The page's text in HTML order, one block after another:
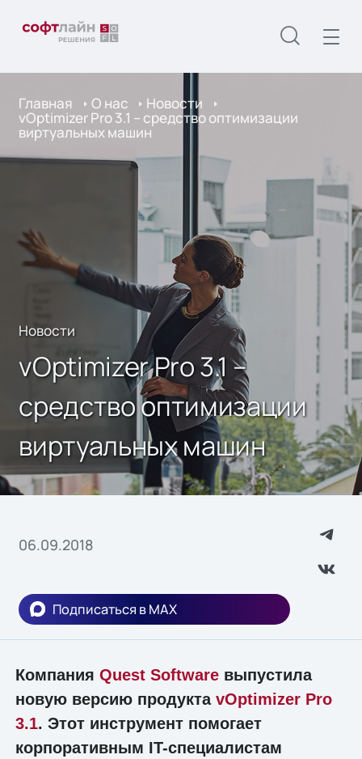
Главная О нас Новости
vOptimizer Pro 3.1 – средство оптимизации
виртуальных машин
Новости
vOptimizer Pro 3.1 –
средство оптимизации
виртуальных машин
06.09.2018
Подписаться в MAX
Компания Quest Softwareвыпустила
новую версию продукта vOptimizer Pro
3.1. Этот инструмент помогает
корпоративным IT-специалистам